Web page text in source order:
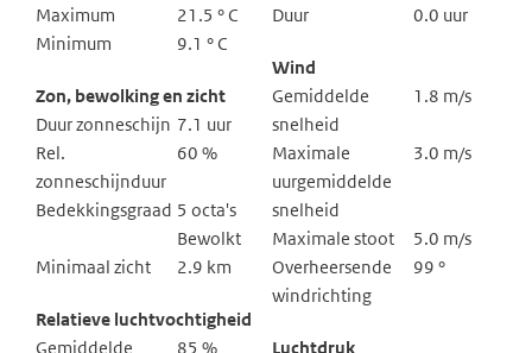
Maximum
21.5 ° C
Minimum
9.1 ° C
Zon, bewolking en zicht
Duur zonneschijn 7.1 uur
Rel.
zonneschijnduur
60 %
Bedekkingsgraad 5 octa's
Bewolkt
Minimaal zicht
2.9 km
Relatieve luchtvochtigheid
Gemiddelde
85 %
Duur
0.0 uur
Wind
Gemiddelde
snelheid
1.8 m/s
Maximale
uurgemiddelde
snelheid
3.0 m/s
Maximale stoot
5.0 m/s
Overheersende
windrichting
99 °
Luchtdruk